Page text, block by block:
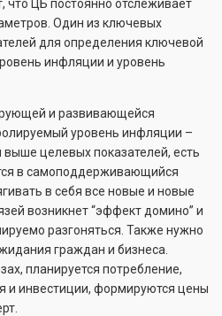
что ЦБ постоянно отслеживает
Один из ключевых
для определения ключевой
инфляции и уровень
и развивающейся
уровень инфляции –
выше целевых показателей, есть
в самоподдерживающийся
в себя все новые и новые
возникнет “эффект домино” и
разгоняться. Также нужно
граждан и бизнеса.
планируется потребление,
и инвестиции, формируются цены